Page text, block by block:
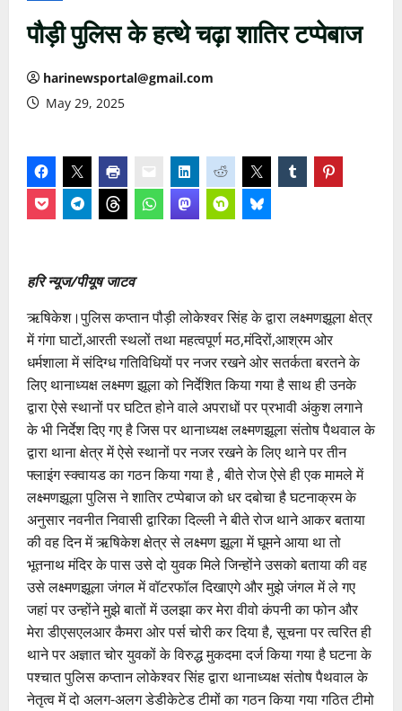
पौड़ी पुलिस के हत्थे चढ़ा शातिर टप्पेबाज
harinewsportal@gmail.com
May 29, 2025
हरि न्यूज/पीयूष जाटव
ऋषिकेश।पुलिस कप्तान पौड़ी लोकेश्वर सिंह के द्वारा लक्ष्मणझूला क्षेत्र
में गंगा घाटों,आरती स्थलों तथा महत्वपूर्ण मठ,मंदिरों,आश्रम ओर
धर्मशाला में संदिग्ध गतिविधियों पर नजर रखने ओर सतर्कता बरतने के
लिए थानाध्यक्ष लक्ष्मण झूला को निर्देशित किया गया है साथ ही उनके
द्वारा ऐसे स्थानों पर घटित होने वाले अपराधों पर प्रभावी अंकुश लगाने
के भी निर्देश दिए गए है जिस पर थानाध्यक्ष लक्ष्मणझूला संतोष पैथवाल के
द्वारा थाना क्षेत्र में ऐसे स्थानों पर नजर रखने के लिए थाने पर तीन
फ्लाइंग स्क्वायड का गठन किया गया है , बीते रोज ऐसे ही एक मामले में
लक्ष्मणझूला पुलिस ने शातिर टप्पेबाज को धर दबोचा है घटनाक्रम के
अनुसार नवनीत निवासी द्वारिका दिल्ली ने बीते रोज थाने आकर बताया
की वह दिन में ऋषिकेश क्षेत्र से लक्ष्मण झूला में घूमने आया था तो
भूतनाथ मंदिर के पास उसे दो युवक मिले जिन्होंने उसको बताया की वह
उसे लक्ष्मणझूला जंगल में वॉटरफॉल दिखाएगे और मुझे जंगल में ले गए
जहां पर उन्होंने मुझे बातों में उलझा कर मेरा वीवो कंपनी का फोन और
मेरा डीएसएलआर कैमरा ओर पर्स चोरी कर दिया है, सूचना पर त्वरित ही
थाने पर अज्ञात चोर युवकों के विरुद्ध मुकदमा दर्ज किया गया है घटना के
पश्चात पुलिस कप्तान लोकेश्वर सिंह द्वारा थानाध्यक्ष संतोष पैथवाल के
नेतृत्व में दो अलग-अलग डेडीकेटेड टीमों का गठन किया गया गठित टीमो